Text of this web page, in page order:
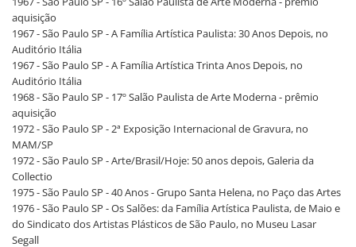
aquisição
1967 - São Paulo SP - A Família Artística Paulista: 30 Anos Depois, no
Auditório Itália
1967 - São Paulo SP - A Família Artística Trinta Anos Depois, no
Auditório Itália
1968 - São Paulo SP - 17º Salão Paulista de Arte Moderna - prêmio
aquisição
1972 - São Paulo SP - 2ª Exposição Internacional de Gravura, no
MAM/SP
1972 - São Paulo SP - Arte/Brasil/Hoje: 50 anos depois, Galeria da
Collectio
1975 - São Paulo SP - 40 Anos - Grupo Santa Helena, no Paço das Artes
1976 - São Paulo SP - Os Salões: da Família Artística Paulista, de Maio e
do Sindicato dos Artistas Plásticos de São Paulo, no Museu Lasar
Segall